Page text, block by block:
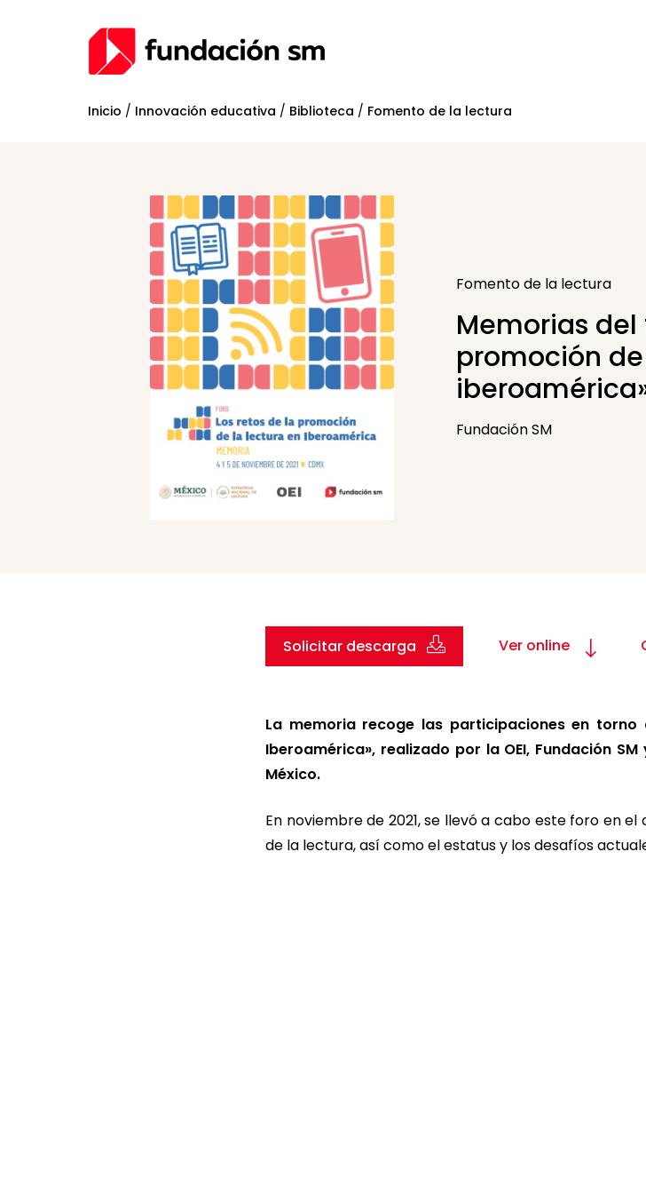
Inicio / Innovación educativa / Biblioteca / Fomento de la lectura
Fomento de la lectura
Memorias del
promoción
Fundación SM
Solicitar descarga Ver online
La memoria recoge las participaciones en
Iberoamérica», realizado por la OEI, Fundación
México.
En noviembre de 2021, se llevó a cabo este foro en
de la lectura, así como el estatus y los desafíos